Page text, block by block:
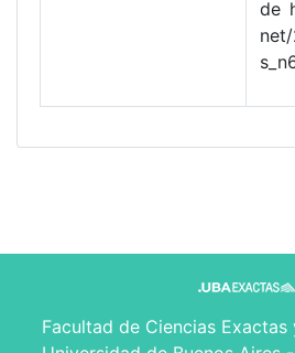
de
Facultad de Ciencias